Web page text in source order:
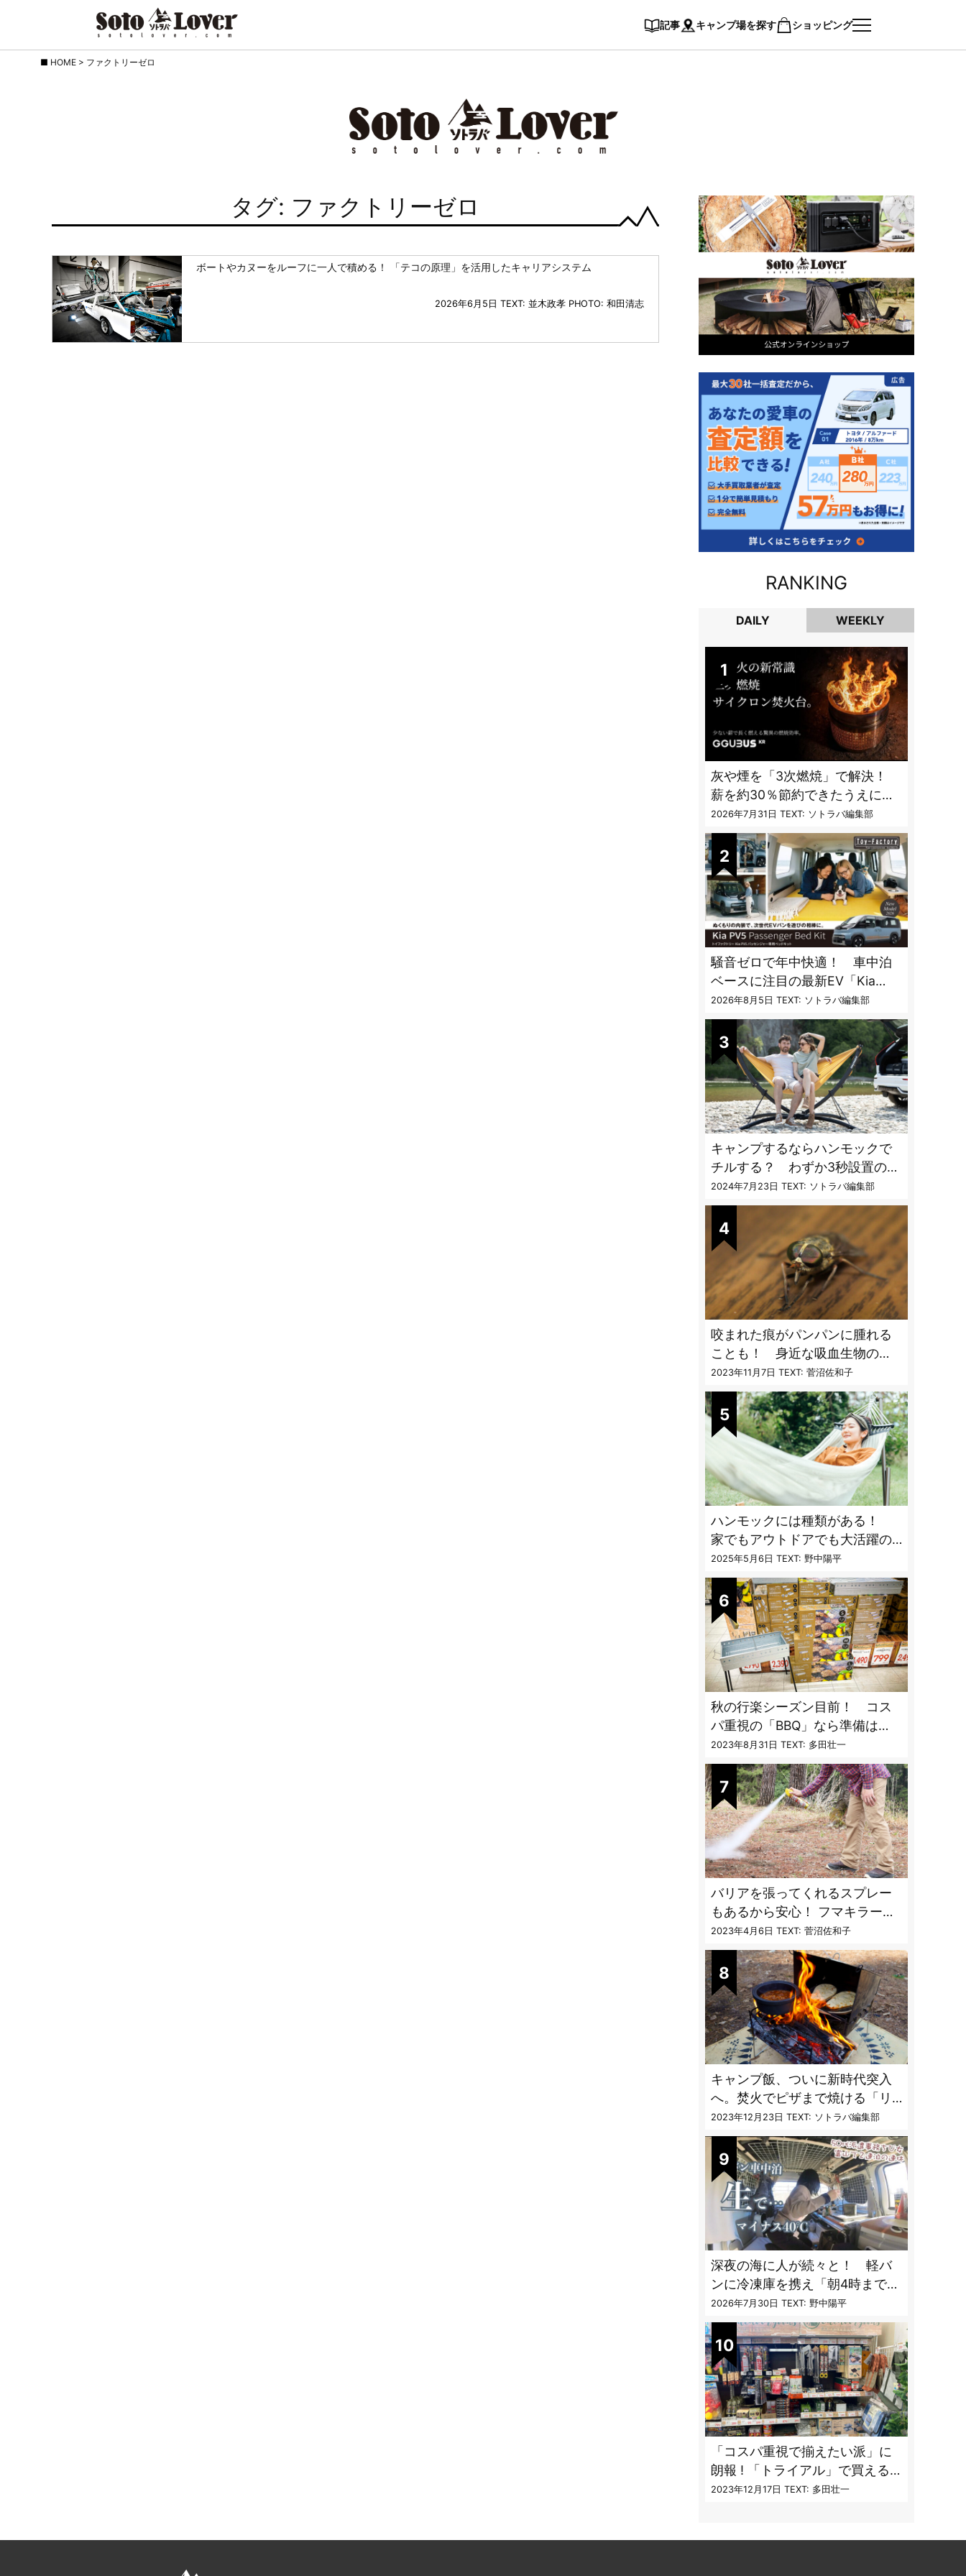
記事 キャンプ場を探す ショッピング
HOME > ファクトリーゼロ
タグ: ファクトリーゼロ
ボートやカヌーをルーフに一人で積める！ 「テコの原理」を活用したキャリアシステム
2026年6月5日 TEXT: 並木政孝 PHOTO: 和田清志
RANKING
DAILY WEEKLY
DAILY
灰や煙を「3次燃焼」で解決！
薪を約30％節約できたうえに炎
も美しくなった焚火台
2026年7月31日 TEXT: ソトラバ編集部
騒音ゼロで年中快適！ 車中泊
ベースに注目の最新EV「Kia
PV5」専用ベッドキット登場
2026年8月5日 TEXT: ソトラバ編集部
キャンプするならハンモックで
チルする？ わずか3秒設置の本
格派ハンモックスタンドが機能
的過ぎる
2024年7月23日 TEXT: ソトラバ編集部
咬まれた痕がパンパンに腫れる
ことも！ 身近な吸血生物の
〝生態と対策〟【vol.04 ア
ブ・ブユ・ヌカカ】
2023年11月7日 TEXT: 菅沼佐和子
ハンモックには種類がある！
家でもアウトドアでも大活躍の
ハンモックの特徴と選び方のコ
ツとは
2025年5月6日 TEXT: 野中陽平
秋の行楽シーズン目前！ コス
パ重視の「BBQ」なら準備は
「トライアル」一択だった
2023年8月31日 TEXT: 多田壮一
バリアを張ってくれるスプレー
もあるから安心！ フマキラーに
聞く「最強の虫撃退グッズ
vol.4」【キャンプサイトで使う
虫よけ】
2023年4月6日 TEXT: 菅沼佐和子
キャンプ飯、ついに新時代突入
へ。焚火でピザまで焼ける「リ
フレクターオーブン」がスゴす
ぎる
2023年12月23日 TEXT: ソトラバ編集部
深夜の海に人が続々と！ 軽バ
ンに冷凍庫を携え「朝4時までホ
タルイカ掬い」の奮闘記
2026年7月30日 TEXT: 野中陽平
「コスパ重視で揃えたい派」に
朗報 ! 「トライアル」で買える
キャンプ道具7品
2023年12月17日 TEXT: 多田壮一